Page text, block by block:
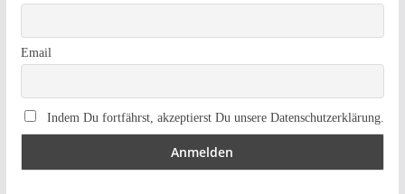
Email
Indem Du fortfährst, akzeptierst Du unsere Datenschutzerklärung.